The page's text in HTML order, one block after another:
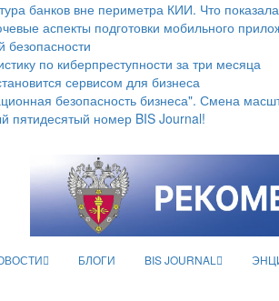
банков вне периметра КИИ. Что
аспекты подготовки мобильного
безопасности
по киберпреступности за три месяца
сервисом для бизнеса
безопасность бизнеса". Смена
пятидесятый номер BIS Journal!
БЛОГИ BIS JOURNAL